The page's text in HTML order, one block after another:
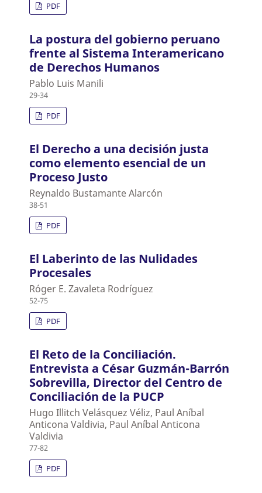
PDF
La postura del gobierno peruano
frente al Sistema Interamericano
de Derechos Humanos
Pablo Luis Manili
29-34
PDF
El Derecho a una decisión justa
como elemento esencial de un
Proceso Justo
Reynaldo Bustamante Alarcón
38-51
PDF
El Laberinto de las Nulidades
Procesales
Róger E. Zavaleta Rodríguez
52-75
PDF
El Reto de la Conciliación.
Entrevista a César Guzmán-Barrón
Sobrevilla, Director del Centro de
Conciliación de la PUCP
Hugo Illitch Velásquez Véliz, Paul Aníbal
Anticona Valdivia, Paul Aníbal Anticona
Valdivia
77-82
PDF